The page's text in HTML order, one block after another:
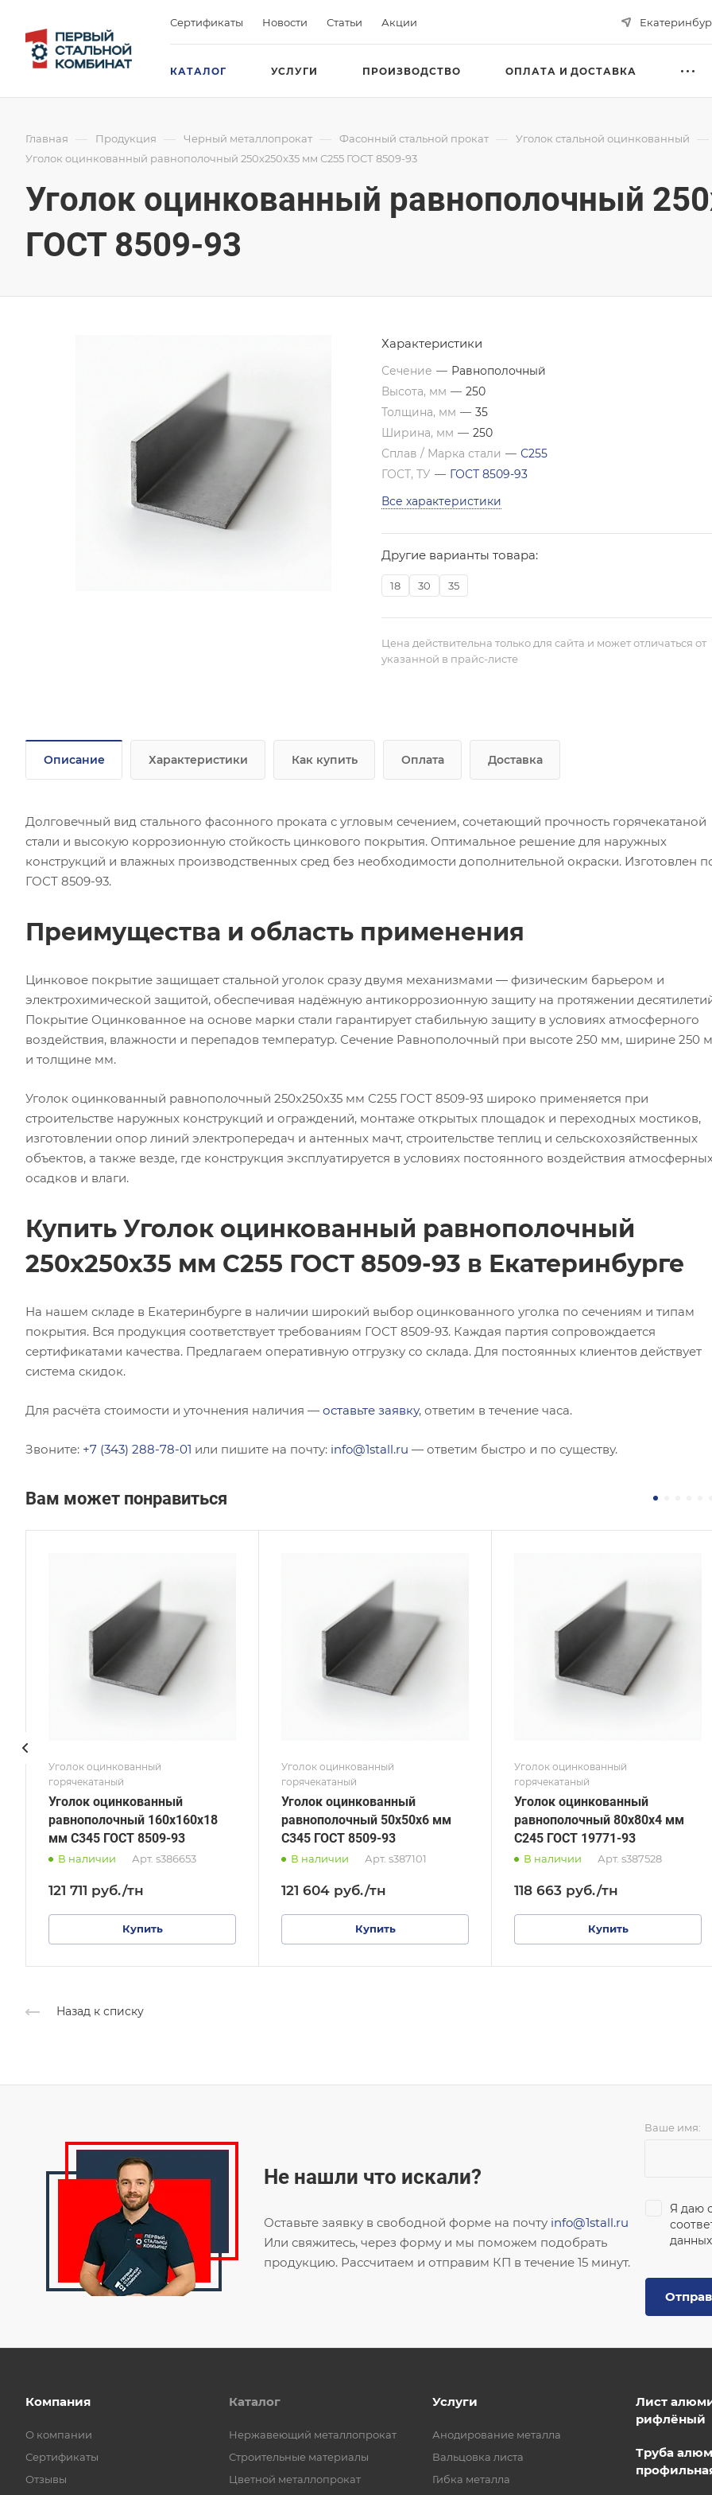
Сертификаты Новости Статьи Акции
КАТАЛОГ УСЛУГИ ПРОИЗВОДСТВО ОПЛАТА И ДОСТАВКА
Главная — Продукция — Черный металлопрокат — Фасонный стальной прокат — Уголок стальной оцинкованный —
Уголок оцинкованный равнополочный 250х250х35 мм С255 ГОСТ 8509-93
Уголок оцинкованный равнополочный
ГОСТ 8509-93
Характеристики
Сечение — Равнополочный
Высота, мм — 250
Толщина, мм — 35
Ширина, мм — 250
Сплав / Марка стали — С255
ГОСТ, ТУ — ГОСТ 8509-93
Все характеристики
Другие варианты товара:
18 30 35
Цена действительна только для сайта и может отличаться от
указанной в прайс-листе
Описание Характеристики Как купить Оплата Доставка
Долговечный вид стального фасонного проката с угловым сечением, сочетающий прочность горячекатаной
стали и высокую коррозионную стойкость цинкового покрытия. Оптимальное решение для наружных
конструкций и влажных производственных сред без необходимости дополнительной окраски. Изготовлен
ГОСТ 8509-93.
Преимущества и область применения
Цинковое покрытие защищает стальной уголок сразу двумя механизмами — физическим барьером и
электрохимической защитой, обеспечивая надёжную антикоррозионную защиту на протяжении
Покрытие Оцинкованное на основе марки стали гарантирует стабильную защиту в условиях атмосферного
воздействия, влажности и перепадов температур. Сечение Равнополочный при высоте 250 мм, ширине 250
и толщине мм.
Уголок оцинкованный равнополочный 250х250х35 мм С255 ГОСТ 8509-93 широко применяется при
строительстве наружных конструкций и ограждений, монтаже открытых площадок и переходных мостиков,
изготовлении опор линий электропередач и антенных мачт, строительстве теплиц и сельскохозяйственных
объектов, а также везде, где конструкция эксплуатируется в условиях постоянного воздействия
осадков и влаги.
Купить Уголок оцинкованный равнополочный
250х250х35 мм С255 ГОСТ 8509-93 в Екатеринбурге
На нашем складе в Екатеринбурге в наличии широкий выбор оцинкованного уголка по сечениям и типам
покрытия. Вся продукция соответствует требованиям ГОСТ 8509-93. Каждая партия сопровождается
сертификатами качества. Предлагаем оперативную отгрузку со склада. Для постоянных клиентов действует
система скидок.
Для расчёта стоимости и уточнения наличия — оставьте заявку, ответим в течение часа.
Звоните: +7 (343) 288-78-01 или пишите на почту: info@1stall.ru — ответим быстро и по существу.
Вам может понравиться
Уголок оцинкованный
горячекатаный
Уголок оцинкованный
равнополочный 160х160х18
мм С345 ГОСТ 8509-93
В наличии Арт. s386653
121 711 руб./тн
Купить
Равнополочный
Высота, мм
50
Толщина, мм
Сплав / Марка стали
Оцинкованное
Уголок оцинкованный
горячекатаный
Уголок оцинкованный
равнополочный 50х50х6 мм
С345 ГОСТ 8509-93
В наличии Арт. s387101
121 604 руб./тн
Купить
Равнополочный
Высота, мм
80
Толщина, мм
Сплав / Марка стали
Оцинкованное
Уголок оцинкованный
горячекатаный
Уголок оцинкованный
равнополочный 80х80х4 мм
С245 ГОСТ 19771-93
В наличии Арт. s387528
118 663 руб./тн
Купить
Равнополочный
Высота, мм
30
Толщина, мм
Сплав / Марка стали
Оцинкованное
Назад к списку
Не нашли что искали?
Оставьте заявку в свободной форме на почту info@1stall.ru
Или свяжитесь, через форму и мы поможем подобрать
продукцию. Рассчитаем и отправим КП в течение 15 минут.
Ваше имя:
Я даю
данных
Компания
О компании
Сертификаты
Отзывы
Каталог
Нержавеющий металлопрокат
Строительные материалы
Цветной металлопрокат
Услуги
Анодирование металла
Вальцовка листа
Гибка металла
Лист
рифлёный
Труба